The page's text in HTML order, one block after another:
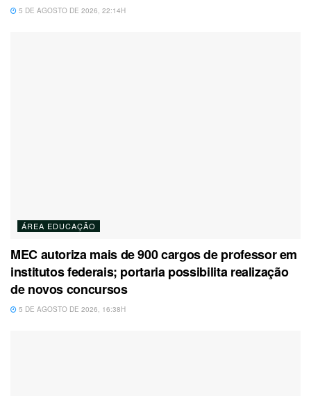
5 DE AGOSTO DE 2026, 22:14H
ÁREA EDUCAÇÃO
MEC autoriza mais de 900 cargos de professor em
institutos federais; portaria possibilita realização
de novos concursos
5 DE AGOSTO DE 2026, 16:38H